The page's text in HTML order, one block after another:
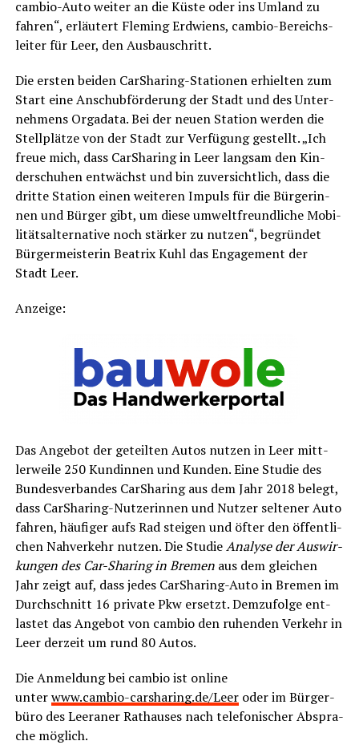
cam­bio-Auto wei­ter an die Küs­te oder ins Umland zu
fah­ren“, erläu­tert Fle­ming Erd­wi­ens, cam­bio-Bereichs­
lei­ter für Leer, den Ausbauschritt.
Die ers­ten bei­den Car­Sha­ring-Sta­tio­nen erhiel­ten zum
Start eine Anschub­för­de­rung der Stadt und des Unter­
neh­mens Orgada­ta. Bei der neu­en Sta­ti­on wer­den die
Stell­plät­ze von der Stadt zur Ver­fü­gung gestellt. „Ich
freue mich, dass Car­Sha­ring in Leer lang­sam den Kin­
der­schu­hen ent­wächst und bin zuver­sicht­lich, dass die
drit­te Sta­ti­on einen wei­te­ren Impuls für die Bür­ge­rin­
nen und Bür­ger gibt, um die­se umwelt­freund­li­che Mobi­
li­täts­al­ter­na­ti­ve noch stär­ker zu nut­zen“, begrün­det
Bür­ger­meis­te­rin Bea­trix Kuhl das Enga­ge­ment der
Stadt Leer.
Anzei­ge:
Das Ange­bot der geteil­ten Autos nut­zen in Leer mitt­
ler­wei­le 250 Kun­din­nen und Kun­den. Eine Stu­die des
Bun­des­ver­ban­des Car­Sha­ring aus dem Jahr 2018 belegt,
dass Car­Sha­ring-Nut­ze­rin­nen und Nut­zer sel­te­ner Auto
fah­ren, häu­fi­ger aufs Rad stei­gen und öfter den öffent­li­
chen Nah­ver­kehr nut­zen. Die Stu­dieAna­ly­se der Aus­wir­
kun­gen des Car-Sha­ring in Bre­menaus dem glei­chen
Jahr zeigt auf, dass jedes Car­Sha­ring-Auto in Bre­men im
Durch­schnitt 16 pri­va­te Pkw ersetzt. Dem­zu­fol­ge ent­
las­tet das Ange­bot von cam­bio den ruhen­den Ver­kehr in
Leer der­zeit um rund 80 Autos.
Die Anmel­dung bei cam­bio ist online
unterwww.cambio-carsharing.de/Leeroder im Bür­ger­
bü­ro des Leera­ner Rat­hau­ses nach tele­fo­ni­scher Abspra­
che möglich.